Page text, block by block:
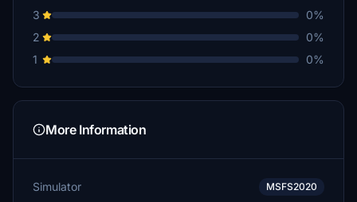
3
0%
2
0%
1
0%
More Information
Simulator MSFS2020